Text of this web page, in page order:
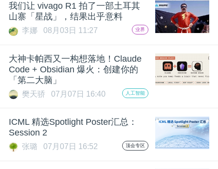
公
课
动
我们让 vivago R1 拍了一部土耳其
山寨「星战」，结果出乎意料
李娜 08月03日 11:27 业界
大神卡帕西又一构想落地！Claude
Code + Obsidian 爆火：创建你的
「第二大脑」
樊天骄 07月07日 16:40 人工智能
ICML 精选Spotlight Poster汇总：
Session 2
张璐 07月07日 16:52 顶会专区